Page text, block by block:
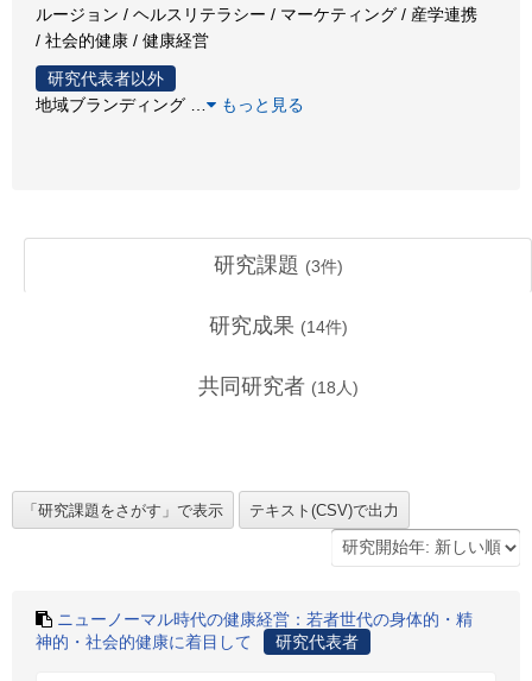
ルージョン / ヘルスリテラシー / マーケティング / 産学連携
/ 社会的健康 / 健康経営
研究代表者以外
地域ブランディング
もっと見る
研究課題 (3件)
研究成果 (14件)
共同研究者 (18 人)
ニューノーマル時代の健康経営：若者世代の身体的・精
神的・社会的健康に着目して
研究代表者